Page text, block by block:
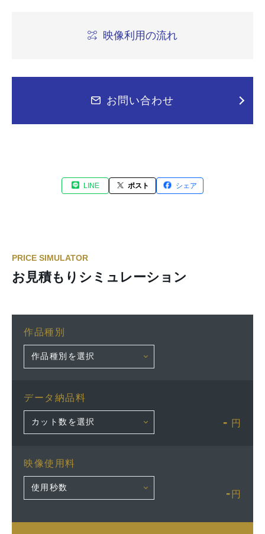
映像利用の流れ
お問い合わせ
LINE ポスト シェア
PRICE SIMULATOR
お見積もりシミュレーション
作品種別
データ納品料
- 円
映像使用料
- 円